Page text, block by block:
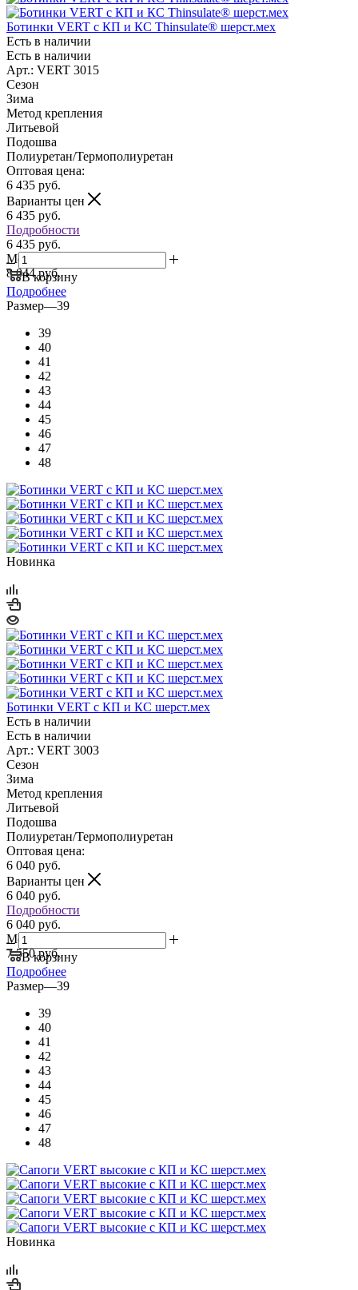
Ботинки VERT с КП и КС Thinsulate® шерст.мех
Есть в наличии
Есть в наличии
Арт.: VERT 3015
Сезон
Зима
Метод крепления
Литьевой
Подошва
Полиуретан/Термополиуретан
Оптовая цена:
6 435 руб.
Варианты цен
6 435 руб.
Подробности
6 435 руб.
Мелкий опт:
8 044 руб.
В корзину
Подробнее
Размер—39
39
40
41
42
43
44
45
46
47
48
Новинка
Ботинки VERT с КП и КС шерст.мех
Есть в наличии
Есть в наличии
Арт.: VERT 3003
Сезон
Зима
Метод крепления
Литьевой
Подошва
Полиуретан/Термополиуретан
Оптовая цена:
6 040 руб.
Варианты цен
6 040 руб.
Подробности
6 040 руб.
Мелкий опт:
7 550 руб.
В корзину
Подробнее
Размер—39
39
40
41
42
43
44
45
46
47
48
Новинка